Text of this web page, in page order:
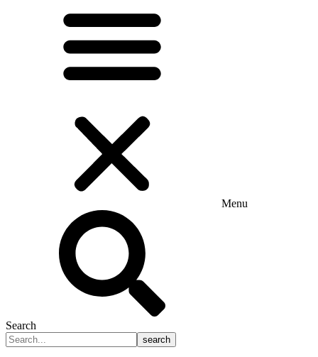
Menu
Search
search